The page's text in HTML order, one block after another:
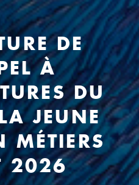
DE
À
DU
JEUNE
MÉTIERS
2026